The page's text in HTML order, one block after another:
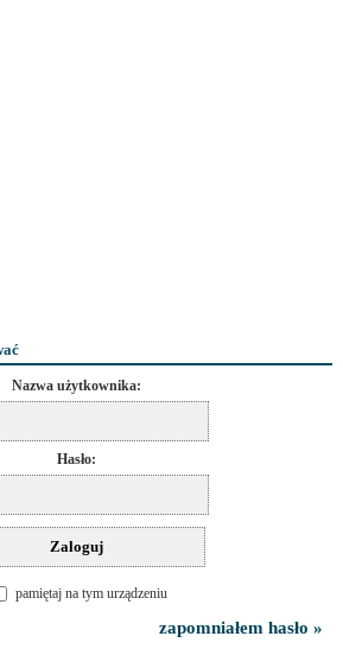
Nazwa użytkownika:
Hasło:
pamiętaj na tym urządzeniu
zapomniałem hasło »